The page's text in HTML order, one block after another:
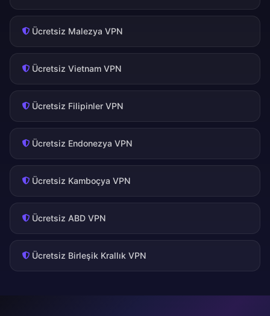
Ücretsiz Malezya VPN
Ücretsiz Vietnam VPN
Ücretsiz Filipinler VPN
Ücretsiz Endonezya VPN
Ücretsiz Kamboçya VPN
Ücretsiz ABD VPN
Ücretsiz Birleşik Krallık VPN